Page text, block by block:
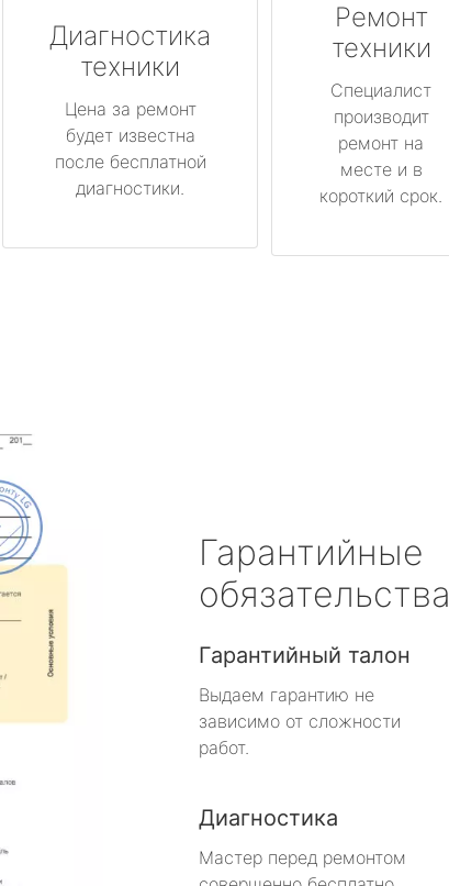
Диагностика
техники
Цена за ремонт
будет известна
после бесплатной
диагностики.
Ремонт
техники
Специалист
производит
ремонт на
месте и в
короткий срок.
Гарантийные
обязательства
Гарантийный талон
Выдаем гарантию не
зависимо от сложности
работ.
Диагностика
Мастер перед ремонтом